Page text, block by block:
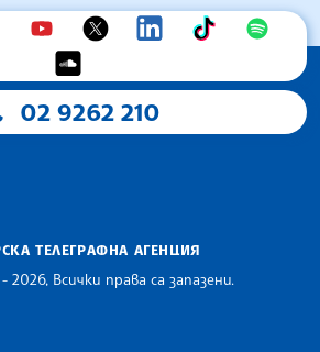
02 9262 210
ТЕЛЕГРАФНА АГЕНЦИЯ
2026, Всички права са запазени.